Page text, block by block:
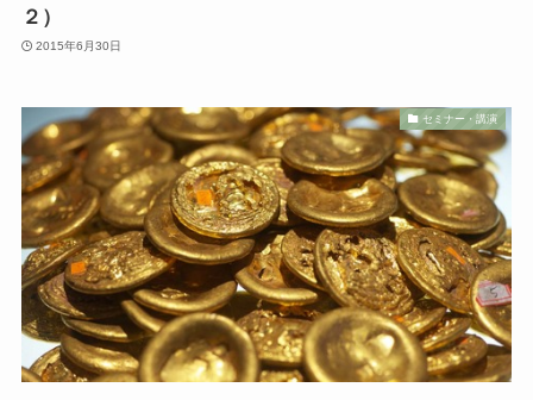
２）
2015年6月30日
セミナー・講演